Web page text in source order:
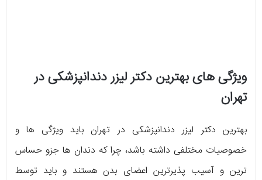
ویژگی های بهترین دکتر لیزر دندانپزشکی در
تهران
بهترین دکتر لیزر دندانپزشکی در تهران باید ویژگی ها و
خصوصیات مختلفی داشته باشد، چرا که دندان ها جزو حساس
ترین و آسیب پذیرترین اعضای بدن هستند و باید توسط